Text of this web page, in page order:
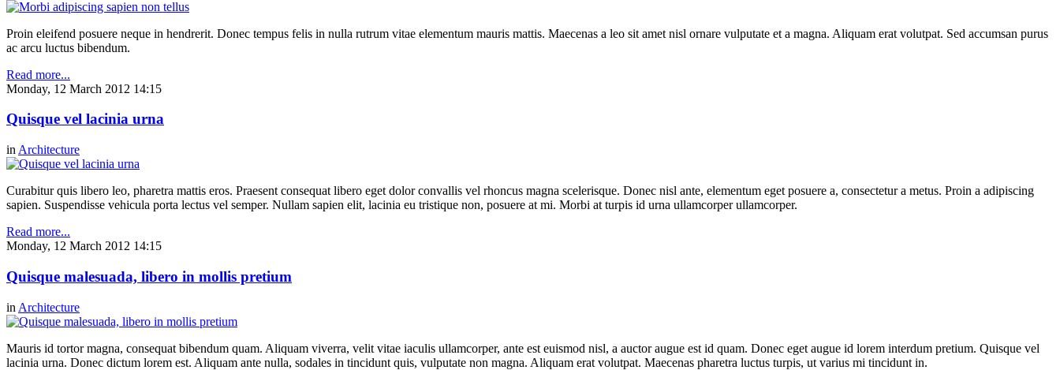
Proin eleifend posuere neque in hendrerit. Donec tempus felis in nulla rutrum vitae elementum mauris mattis. Maecenas a leo sit amet nisl ornare vulputate et a magna. Aliquam erat volutpat. Sed accumsan purus
ac arcu luctus bibendum.
Read more...
Monday, 12 March 2012 14:15
Quisque vel lacinia urna
in Architecture
Curabitur quis libero leo, pharetra mattis eros. Praesent consequat libero eget dolor convallis vel rhoncus magna scelerisque. Donec nisl ante, elementum eget posuere a, consectetur a metus. Proin a adipiscing
sapien. Suspendisse vehicula porta lectus vel semper. Nullam sapien elit, lacinia eu tristique non, posuere at mi. Morbi at turpis id urna ullamcorper ullamcorper.
Read more...
Monday, 12 March 2012 14:15
Quisque malesuada, libero in mollis pretium
in Architecture
Mauris id tortor magna, consequat bibendum quam. Aliquam viverra, velit vitae iaculis ullamcorper, ante est euismod nisl, a auctor augue est id quam. Donec eget augue id lorem interdum pretium. Quisque vel
lacinia urna. Donec dictum lorem est. Aliquam ante nulla, sodales in tincidunt quis, vulputate non magna. Aliquam erat volutpat. Maecenas pharetra luctus turpis, ut varius mi tincidunt in.